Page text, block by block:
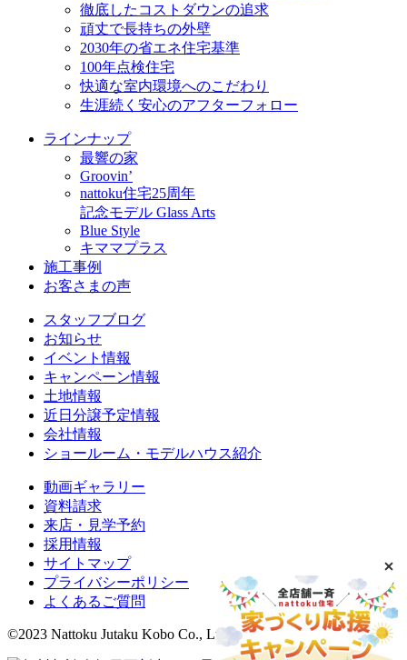
徹底したコストダウンの追求
頑丈で長持ちの外壁
2030年の省エネ住宅基準
100年点検住宅
快適な室内環境へのこだわり
生涯続く安心のアフターフォロー
ラインナップ
最響の家
Groovin’
nattoku住宅25周年
記念モデル Glass Arts
Blue Style
キママプラス
施工事例
お客さまの声
スタッフブログ
お知らせ
イベント情報
キャンペーン情報
土地情報
近日分譲予定情報
会社情報
ショールーム・モデルハウス紹介
動画ギャラリー
資料請求
来店・見学予約
採用情報
サイトマップ
プライバシーポリシー
よくあるご質問
©2023 Nattoku Jutaku Kobo Co., Ltd.